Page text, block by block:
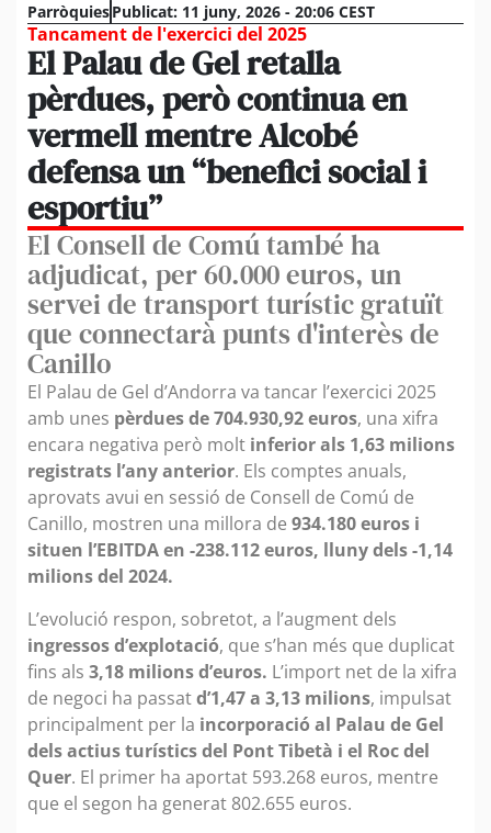
ParròquiesPublicat: 11 juny, 2026 - 20:06 CEST
Tancament de l'exercici del 2025
El Palau de Gel retalla
pèrdues, però continua en
vermell mentre Alcobé
defensa un “benefici social i
esportiu”
El Consell de Comú també ha
adjudicat, per 60.000 euros, un
servei de transport turístic gratuït
que connectarà punts d'interès de
Canillo
El Palau de Gel d’Andorra va tancar l’exercici 2025
amb unes pèrdues de 704.930,92 euros, una xifra
encara negativa però molt inferior als 1,63 milions
registrats l’any anterior. Els comptes anuals,
aprovats avui en sessió de Consell de Comú de
Canillo, mostren una millora de 934.180 euros i
situen l’EBITDA en -238.112 euros, lluny dels -1,14
milions del 2024.
L’evolució respon, sobretot, a l’augment dels
ingressos d’explotació, que s’han més que duplicat
fins als 3,18 milions d’euros. L’import net de la xifra
de negoci ha passatd’1,47 a 3,13 milions, impulsat
principalment per la incorporació al Palau de Gel
dels actius turístics del Pont Tibetà i el Roc del
Quer. El primer ha aportat 593.268 euros, mentre
que el segon ha generat 802.655 euros.